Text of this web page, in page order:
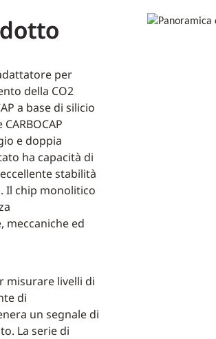
per
della CO2
a base di silicio
e doppia
ha capacità di
stabilità
Il chip monolitico
ed
misurare livelli di
di
un segnale di
La serie di